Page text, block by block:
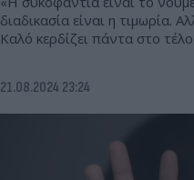
διαδικασία είναι η τιμωρία.
Καλό κερδίζει πάντα στο
21.08.2024 23:24